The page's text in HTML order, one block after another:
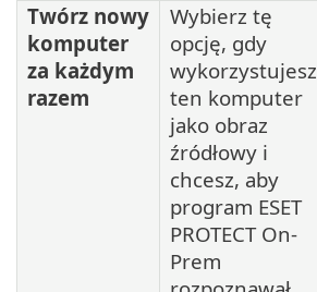
Twórz nowy
komputer
za każdym
razem
Wybierz tę
opcję, gdy
wykorzystujesz
ten komputer
jako obraz
źródłowy i
chcesz, aby
program ESET
PROTECT On-
Prem